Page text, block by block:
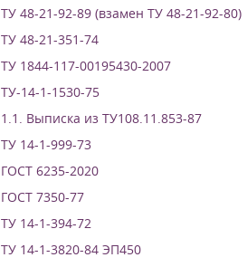
ТУ 48-21-92-89 (взамен ТУ 48-21-92-80)
ТУ 48-21-351-74
ТУ 1844-117-00195430-2007
ТУ-14-1-1530-75
1.1. Выписка из ТУ108.11.853-87
ТУ 14-1-999-73
ГОСТ 6235-2020
ГОСТ 7350-77
ТУ 14-1-394-72
ТУ 14-1-3820-84 ЭП450